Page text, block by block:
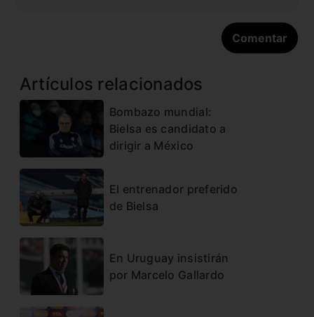
Artículos relacionados
Bombazo mundial:
Bielsa es candidato a
dirigir a México
El entrenador preferido
de Bielsa
En Uruguay insistirán
por Marcelo Gallardo